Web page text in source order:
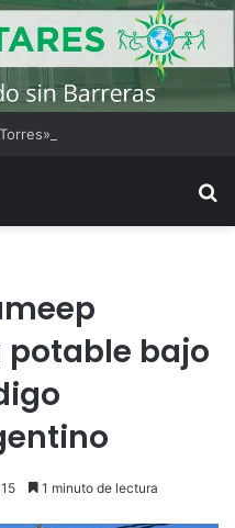
bajo
15 1 minuto de lectura